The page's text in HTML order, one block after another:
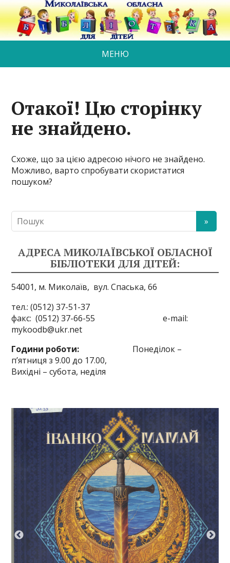
МЕНЮ
Отакої! Цю сторінку
не знайдено.
Схоже, що за цією адресою нічого не знайдено.
Можливо, варто спробувати скористатися
пошуком?
АДРЕСА МИКОЛАЇВСЬКОЇ ОБЛАСНОЇ
БІБЛІОТЕКИ ДЛЯ ДІТЕЙ:
54001, м. Миколаїв, вул. Спаська, 66
тел.: (0512) 37-51-37
факс: (0512) 37-66-55 e-mail:
mykoodb@ukr.net
Години роботи: Понеділок –
п’ятниця з 9.00 до 17.00,
Вихідні – субота, неділя